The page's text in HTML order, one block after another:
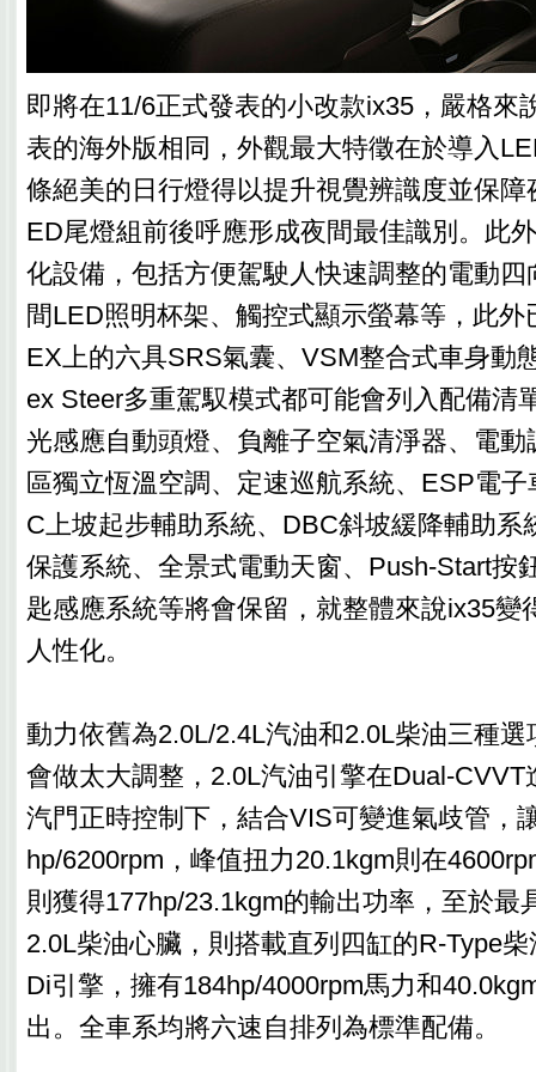
即將在11/6正式發表的小改款ix35，嚴格來
表的海外版相同，外觀最大特徵在於導入
條絕美的日行燈得以提升視覺辨識度並保
ED尾燈組前後呼應形成夜間最佳識別。此
化設備，包括方便駕駛人快速調整的電動
間LED照明杯架、觸控式顯示螢幕等，此外
EX上的六具SRS氣囊、VSM整合式車身動
ex Steer多重駕馭模式都可能會列入配備清
光感應自動頭燈、負離子空氣清淨器、電
區獨立恆溫空調、定速巡航系統、ESP電
C上坡起步輔助系統、DBC斜坡緩降輔助系
保護系統、全景式電動天窗、Push-Start按
匙感應系統等將會保留，就整體來說ix35變
人性化。
動力依舊為2.0L/2.4L汽油和2.0L柴油三種
會做太大調整，2.0L汽油引擎在Dual-CVVT
汽門正時控制下，結合VIS可變進氣歧管，
hp/6200rpm，峰值扭力20.1kgm則在
則獲得177hp/23.1kgm的輸出功率，至於最
2.0L柴油心臟，則搭載直列四缸的R-Type
Di引擎，擁有184hp/4000rpm馬力和
出。全車系均將六速自排列為標準配備。